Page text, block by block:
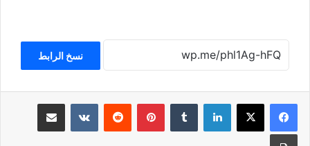
نسخ الرابط
لينكدإن بينتيريست مشاركة عبر البريد
طباعة